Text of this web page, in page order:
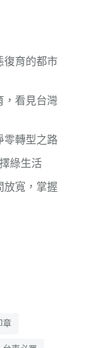
復育的都市
，看見台灣
零轉型之路
綠生活
放寬，掌握
章